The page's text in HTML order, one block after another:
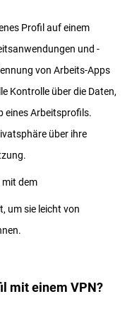
Profil auf einem
und -
von Arbeits-Apps
Kontrolle über die Daten,
eines Arbeitsprofils.
über ihre
mit dem
um sie leicht von
mit einem VPN?